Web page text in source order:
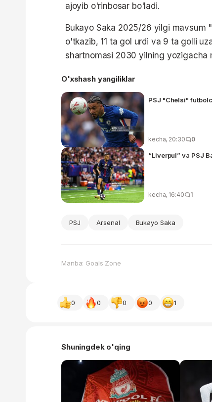
ajoyib o'rinbosar bo'ladi.
Bukayo Saka 2025/26 yilgi mavsum
o'tkazib, 11 ta gol urdi va 9 ta golli
shartnomasi 2030 yilning yozigacha
O'xshash yangiliklar
PSJ "Chelsi"
kecha, 20:30 0
“Liverpul” va PSJ
kecha, 16:40 1
PSJ Arsenal Bukayo Saka
Manba: Goals Zone
0 0 0 0 1
Shuningdek o'qing